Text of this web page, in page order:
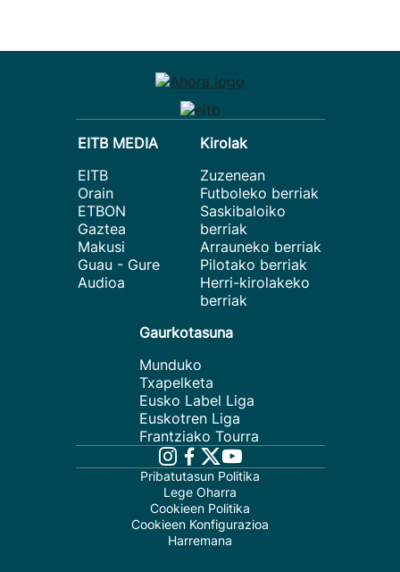
EITB MEDIA
EITB
Orain
ETBON
Gaztea
Makusi
Guau - Gure
Audioa
Kirolak
Zuzenean
Futboleko berriak
Saskibaloiko
berriak
Arrauneko berriak
Pilotako berriak
Herri-kirolakeko
berriak
Gaurkotasuna
Munduko
Txapelketa
Eusko Label Liga
Euskotren Liga
Frantziako Tourra
Pribatutasun Politika
Lege Oharra
Cookieen Politika
Cookieen Konfigurazioa
Harremana